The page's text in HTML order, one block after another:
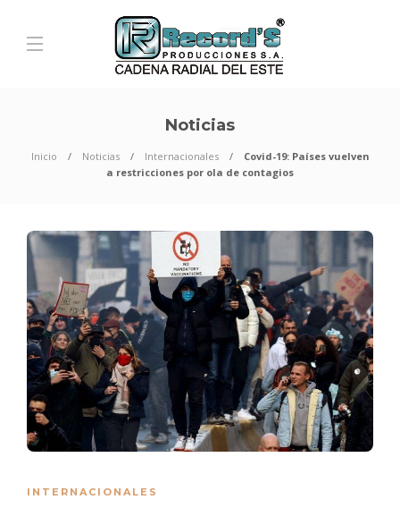
Noticias
Inicio Noticias Internacionales
Covid-19: Países vuelven
a restricciones por ola de contagios
INTERNACIONALES